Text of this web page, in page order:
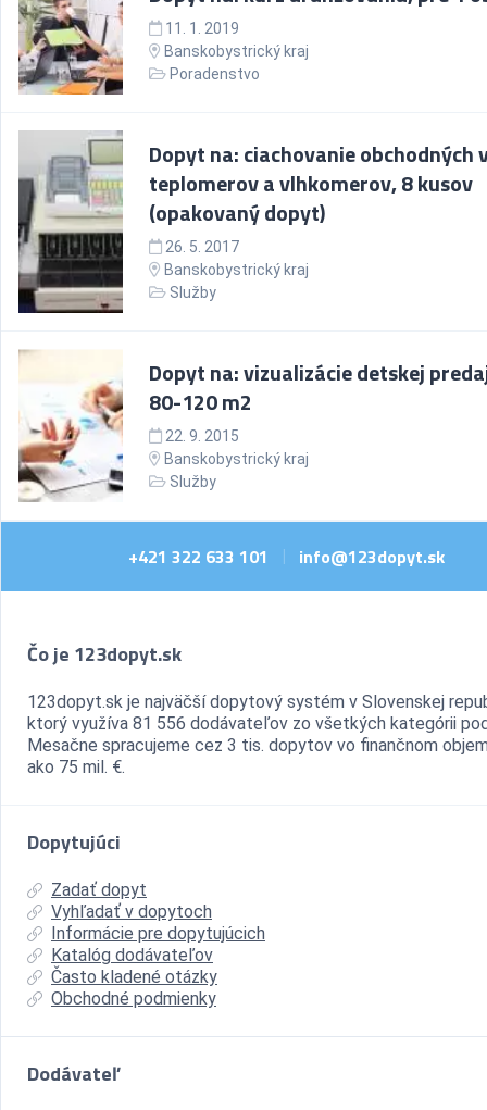
11. 1. 2019
Banskobystrický kraj
Poradenstvo
Dopyt na: ciachovanie obchodných
teplomerov a vlhkomerov, 8 kusov
(opakovaný dopyt)
26. 5. 2017
Banskobystrický kraj
Služby
Dopyt na: vizualizácie detskej
80-120 m2
22. 9. 2015
Banskobystrický kraj
Služby
+421 322 633 101 | info@123dopyt.sk
Čo je 123dopyt.sk
123dopyt.sk je najväčší dopytový systém v Slovenskej
ktorý využíva 81 556 dodávateľov zo všetkých kategórii
Mesačne spracujeme cez 3 tis. dopytov vo finančnom
ako 75 mil. €.
Dopytujúci
Zadať dopyt
Vyhľadať v dopytoch
Informácie pre dopytujúcich
Katalóg dodávateľov
Často kladené otázky
Obchodné podmienky
Dodávateľ